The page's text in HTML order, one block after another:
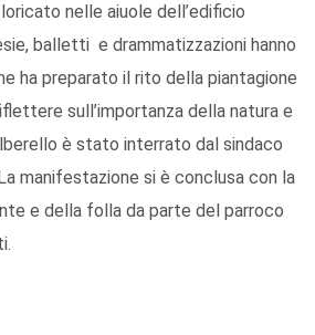
nelle aiuole dell’edificio
balletti e drammatizzazioni hanno
ha preparato il rito della piantagione
sull’importanza della natura e
è stato interrato dal sindaco
manifestazione si è conclusa con la
e della folla da parte del parroco